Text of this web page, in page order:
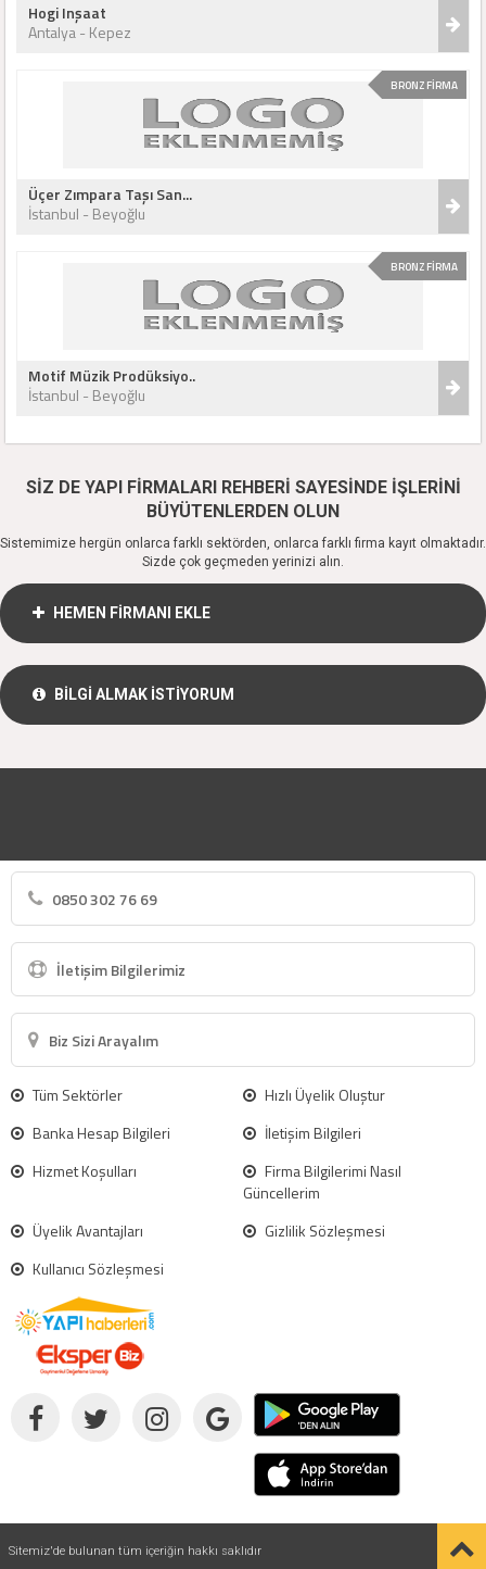
Hogi Inşaat
Antalya - Kepez
BRONZ FİRMA
Üçer Zımpara Taşı San...
İstanbul - Beyoğlu
BRONZ FİRMA
Motif Müzik Prodüksiyo..
İstanbul - Beyoğlu
SİZ DE YAPI FİRMALARI REHBERİ SAYESİNDE İŞLERİNİ
BÜYÜTENLERDEN OLUN
Sistemimize hergün onlarca farklı sektörden, onlarca farklı firma kayıt olmaktadır.
Sizde çok geçmeden yerinizi alın.
HEMEN FİRMANI EKLE
BİLGİ ALMAK İSTİYORUM
0850 302 76 69
İletişim Bilgilerimiz
Biz Sizi Arayalım
Tüm Sektörler
Hızlı Üyelik Oluştur
Banka Hesap Bilgileri
İletişim Bilgileri
Hizmet Koşulları
Firma Bilgilerimi Nasıl
Güncellerim
Üyelik Avantajları
Gizlilik Sözleşmesi
Kullanıcı Sözleşmesi
Sitemiz'de bulunan tüm içeriğin hakkı saklıdır